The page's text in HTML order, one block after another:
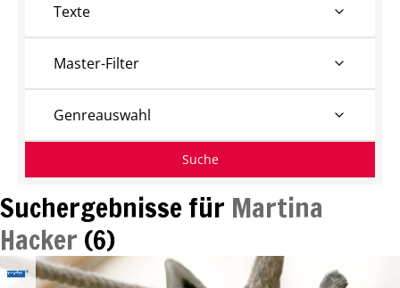
Suchergebnisse für Martina
Hacker (6)
Texte
Master-Filter
Genreauswahl
Suche